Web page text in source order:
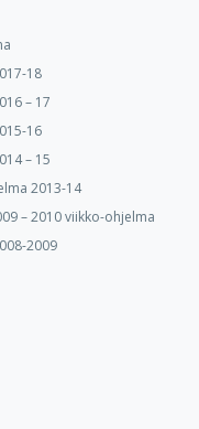
18
– 17
16
– 15
2013-14
– 2010 viikko-ohjelma
2009